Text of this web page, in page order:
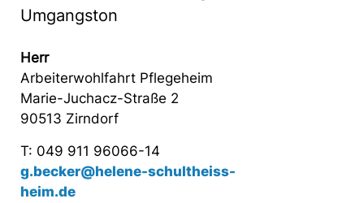
Umgangston
Herr
Arbeiterwohlfahrt Pflegeheim
Marie-Juchacz-Straße 2
90513 Zirndorf
T: 049 911 96066-14
g.becker@helene-schultheiss-
heim.de